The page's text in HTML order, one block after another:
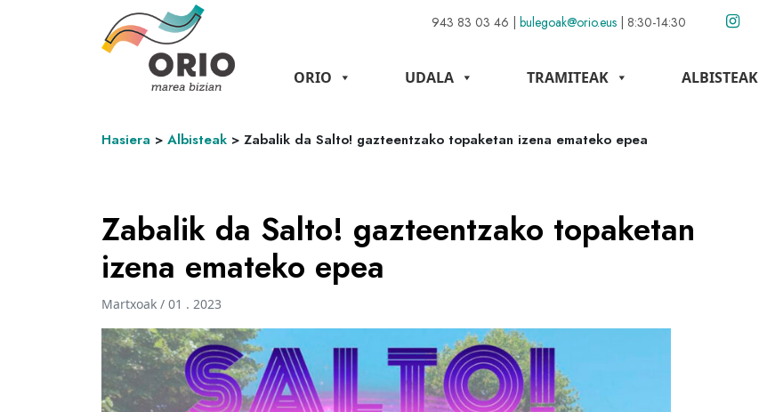
943 83 03 46 | bulegoak@orio.eus | 8:30-14:30
ORIO UDALA TRAMITEAK ALBISTEAK
Hasiera > Albisteak > Zabalik da Salto! gazteentzako topaketan izena emateko epea
Zabalik da Salto! gazteentzako topaketan
izena emateko epea
Martxoak / 01 . 2023